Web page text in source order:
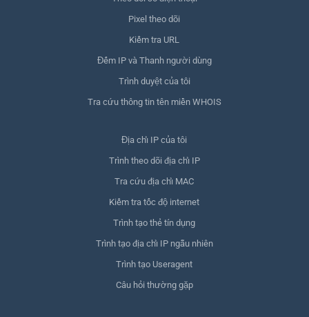
Pixel theo dõi
Kiểm tra URL
Đếm IP và Thanh người dùng
Trình duyệt của tôi
Tra cứu thông tin tên miền WHOIS
Địa chỉ IP của tôi
Trình theo dõi địa chỉ IP
Tra cứu địa chỉ MAC
Kiểm tra tốc độ internet
Trình tạo thẻ tín dụng
Trình tạo địa chỉ IP ngẫu nhiên
Trình tạo Useragent
Câu hỏi thường gặp